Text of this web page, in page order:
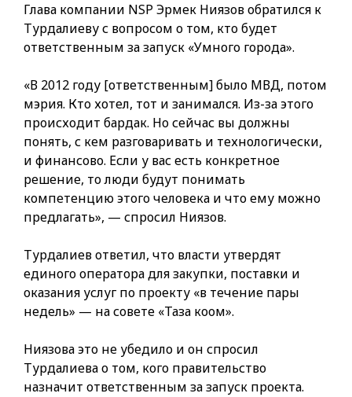
Глава компании NSP Эрмек Ниязов обратился к
Турдалиеву с вопросом о том, кто будет
ответственным за запуск «Умного города».
«В 2012 году [ответственным] было МВД, потом
мэрия. Кто хотел, тот и занимался. Из-за этого
происходит бардак. Но сейчас вы должны
понять, с кем разговаривать и технологически,
и финансово. Если у вас есть конкретное
решение, то люди будут понимать
компетенцию этого человека и что ему можно
предлагать», — спросил Ниязов.
Турдалиев ответил, что власти утвердят
единого оператора для закупки, поставки и
оказания услуг по проекту «в течение пары
недель» — на совете «Таза коом».
Ниязова это не убедило и он спросил
Турдалиева о том, кого правительство
назначит ответственным за запуск проекта.